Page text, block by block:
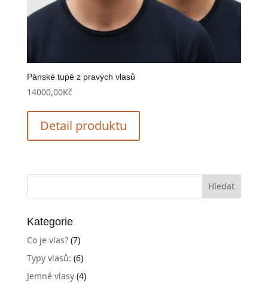
Pánské tupé z pravých vlasů
14000,00Kč
Detail produktu
Kategorie
Co je vlas?(7)
Typy vlasů: (6)
Jemné vlasy(4)